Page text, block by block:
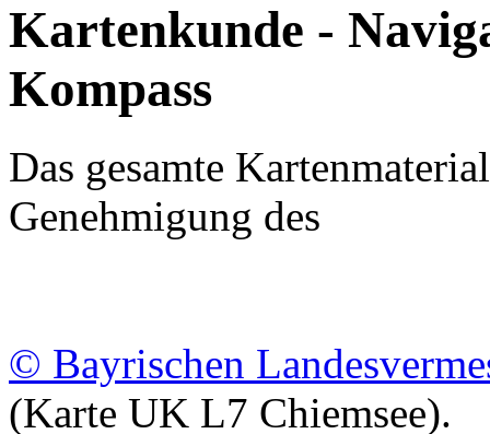
Kartenkunde -
Kompass
Das gesamte
Genehmigung des
© Bayrischen
(Karte UK L7 Chiemsee).